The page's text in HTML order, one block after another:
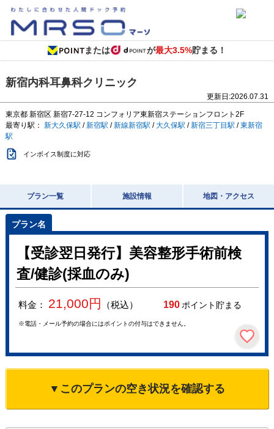
または が最大3.5%貯まる！
新宿内科耳鼻科クリニック
更新日:2026.07.31
東京都 新宿区 新宿7-27-12 コンフォリア東新宿ステーションフロント2F
最寄り駅： 新大久保駅 /新宿駅 /新線新宿駅 /大久保駅 /新宿三丁目駅 /東新宿
駅
インボイス制度に対応
プラン一覧 施設情報 地図・アクセス
【受診翌日発行】美容整形手術前検
査/健診(採血のみ)
料金： 21,000円 （税込） 190ポイント貯まる
※電話・メール予約の場合にはポイントの付与はできません。
▼このプランの空き状況を確認する